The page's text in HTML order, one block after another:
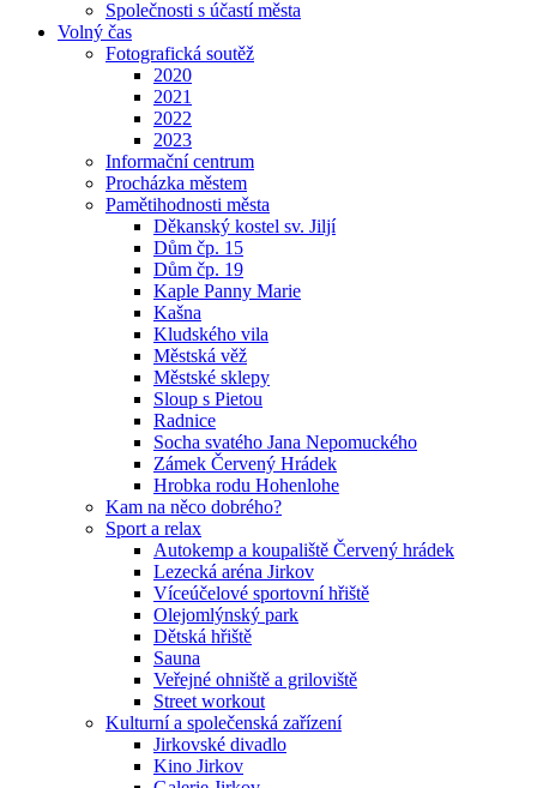
Společnosti s účastí města
Volný čas
Fotografická soutěž
2020
2021
2022
2023
Informační centrum
Procházka městem
Pamětihodnosti města
Děkanský kostel sv. Jiljí
Dům čp. 15
Dům čp. 19
Kaple Panny Marie
Kašna
Kludského vila
Městská věž
Městské sklepy
Sloup s Pietou
Radnice
Socha svatého Jana Nepomuckého
Zámek Červený Hrádek
Hrobka rodu Hohenlohe
Kam na něco dobrého?
Sport a relax
Autokemp a koupaliště Červený hrádek
Lezecká aréna Jirkov
Víceúčelové sportovní hřiště
Olejomlýnský park
Dětská hřiště
Sauna
Veřejné ohniště a griloviště
Street workout
Kulturní a společenská zařízení
Jirkovské divadlo
Kino Jirkov